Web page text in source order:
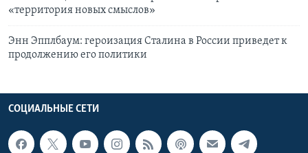
«территория новых смыслов»
Энн Эпплбаум: героизация Сталина в России приведет к
продолжению его политики
СОЦИАЛЬНЫЕ СЕТИ